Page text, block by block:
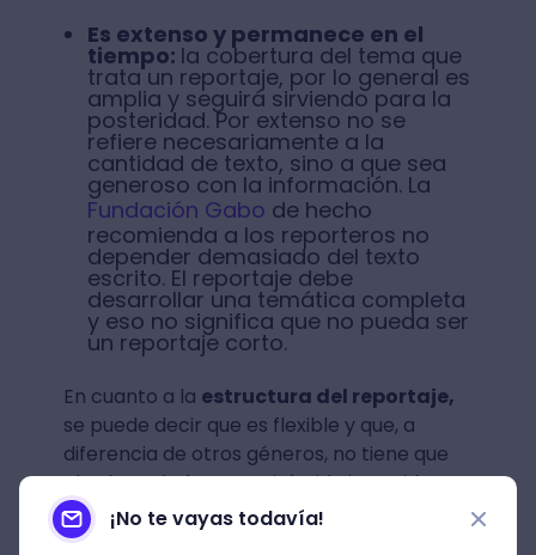
Es extenso y permanece en el
tiempo: la cobertura del tema que
trata un reportaje, por lo general es
amplia y seguirá sirviendo para la
posteridad. Por extenso no se
refiere necesariamente a la
cantidad de texto, sino a que sea
generoso con la información. La
Fundación Gabo de hecho
recomienda a los reporteros no
depender demasiado del texto
escrito. El reportaje debe
desarrollar una temática completa
y eso no significa que no pueda ser
un reportaje corto.
En cuanto a la estructura del reportaje,
se puede decir que es flexible y que, a
diferencia de otros géneros, no tiene que
obedecer la famosa pirámide invertida. Por
el contrario,da lugar a la creatividad, la
atemporalidad, el contraste de
¡No te vayas todavía!